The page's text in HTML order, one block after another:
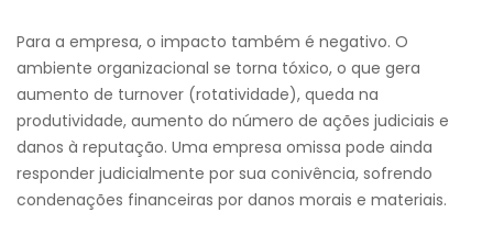
Para a empresa, o impacto também é negativo. O
ambiente organizacional se torna tóxico, o que gera
aumento de turnover (rotatividade), queda na
produtividade, aumento do número de ações judiciais e
danos à reputação. Uma empresa omissa pode ainda
responder judicialmente por sua conivência, sofrendo
condenações financeiras por danos morais e materiais.